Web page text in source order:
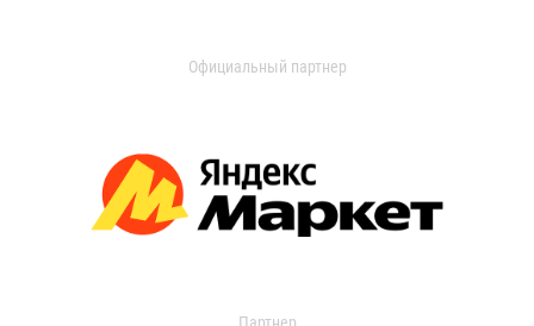
Официальный партнер